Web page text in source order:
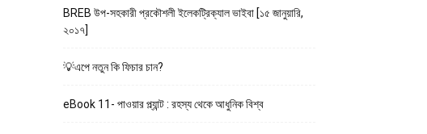
BREB উপ-সহকারী প্রকৌশলী ইলেকট্রিক্যাল ভাইবা [১৫ জানুয়ারি,
২০১৭]
💡এপে নতুন কি ফিচার চান?
eBook 11- পাওয়ার প্ল্যান্ট : রহস্য থেকে আধুনিক বিশ্ব